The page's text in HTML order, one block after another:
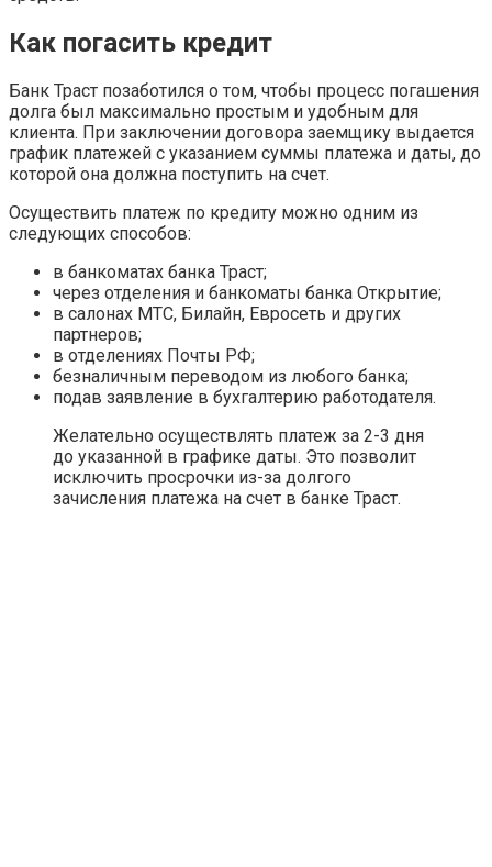
Как погасить кредит
Банк Траст позаботился о том, чтобы процесс погашения
долга был максимально простым и удобным для
клиента. При заключении договора заемщику выдается
график платежей с указанием суммы платежа и даты, до
которой она должна поступить на счет.
Осуществить платеж по кредиту можно одним из
следующих способов:
в банкоматах банка Траст;
через отделения и банкоматы банка Открытие;
в салонах МТС, Билайн, Евросеть и других
партнеров;
в отделениях Почты РФ;
безналичным переводом из любого банка;
подав заявление в бухгалтерию работодателя.
Желательно осуществлять платеж за 2-3 дня
до указанной в графике даты. Это позволит
исключить просрочки из-за долгого
зачисления платежа на счет в банке Траст.